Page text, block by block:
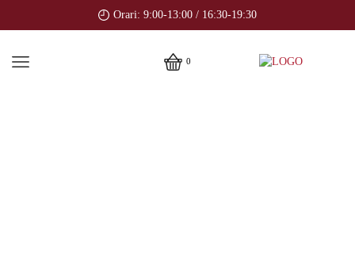
Orari: 9:00-13:00 / 16:30-19:30
0